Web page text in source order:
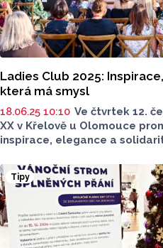
Ladies Club 2025:
která má smysl
18.06.25 10:10 Ve čtvrtek 12.
XX v Křelově u Olomouce
inspirace, elegance a
komora Olomouc, Rádio
přilákal stovku žen z
i kulturního života
Tipy